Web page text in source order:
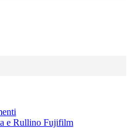
e Rullino Fujifilm